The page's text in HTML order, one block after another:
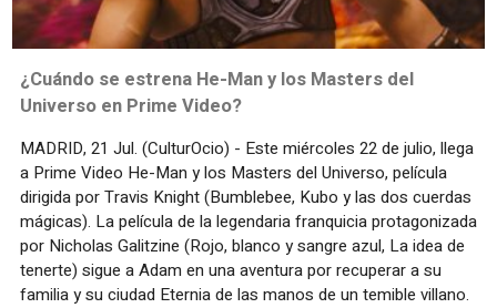
¿Cuándo se estrena He-Man y los Masters del
Universo en Prime Video?
MADRID, 21 Jul. (CulturOcio) - Este miércoles 22 de julio, llega
a Prime Video He-Man y los Masters del Universo, película
dirigida por Travis Knight (Bumblebee, Kubo y las dos cuerdas
mágicas). La película de la legendaria franquicia protagonizada
por Nicholas Galitzine (Rojo, blanco y sangre azul, La idea de
tenerte) sigue a Adam en una aventura por recuperar a su
familia y su ciudad Eternia de las manos de un temible villano.